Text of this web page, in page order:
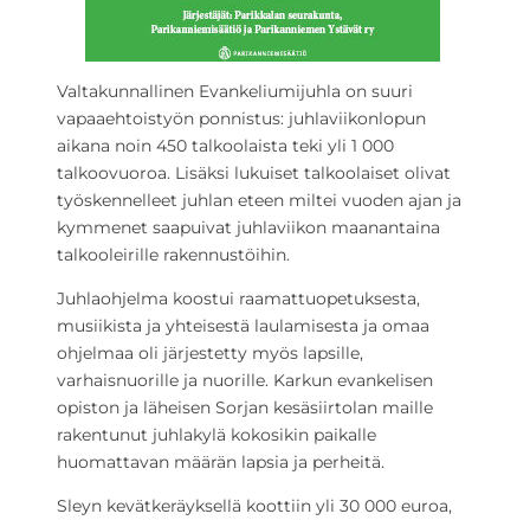
Valtakunnallinen Evankeliumijuhla on suuri
vapaaehtoistyön ponnistus: juhlaviikonlopun
aikana noin 450 talkoolaista teki yli 1 000
talkoovuoroa. Lisäksi lukuiset talkoolaiset olivat
työskennelleet juhlan eteen miltei vuoden ajan ja
kymmenet saapuivat juhlaviikon maanantaina
talkooleirille rakennustöihin.
Juhlaohjelma koostui raamattuopetuksesta,
musiikista ja yhteisestä laulamisesta ja omaa
ohjelmaa oli järjestetty myös lapsille,
varhaisnuorille ja nuorille. Karkun evankelisen
opiston ja läheisen Sorjan kesäsiirtolan maille
rakentunut juhlakylä kokosikin paikalle
huomattavan määrän lapsia ja perheitä.
Sleyn kevätkeräyksellä koottiin yli 30 000 euroa,